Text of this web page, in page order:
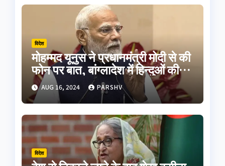
विदेश
मोहम्मद यूनुस ने प्रधानमंत्री मोदी से की
फोन पर बात, बांग्लादेश में हिन्दुओं की
सुरक्षा का दिलाया भरोसा
AUG 16, 2024 PARSHV
विदेश